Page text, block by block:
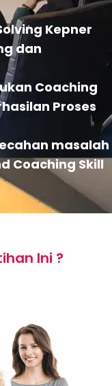
Kepner
dan
Coaching
Proses
masalah
Coaching Skill
Ini ?